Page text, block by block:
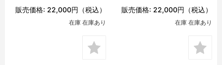
販売価格: 22,000円 （税込）
在庫 在庫あり
販売価格: 22,000円 （税込）
在庫 在庫あり